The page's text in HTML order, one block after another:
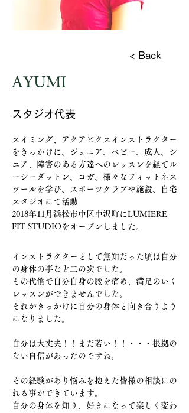
< Back
AYUMI
スタジオ代表
スイミング、アクアビクスインストラクター
をきっかけに、ジュニア、ベビー、成人、シ
ニア、障害のある方達へのレッスンを経てル
ーシーダットン、ヨガ、様々なフィットネス
ツールを学び、スポーツクラブや施設、自宅
スタジオにて活動
2018年11月浜松市中区中沢町にLUMIERE
FIT STUDIOをオープンしました。
インストラクターとして無知だった頃は自分
の身体の事など二の次でした。
その代償で自分自身の腰を痛め、満足のいく
レッスンができませんでした。
それがきっかけに自分の身体と向き合うよう
になりました。
自分は大丈夫！！まだ若い！！・・・根拠の
ない自信があったのですね。
その経験があり悩みを抱えた皆様の相談にの
れる事ができています。
自分の身体を知り、好きになって楽しく変わ